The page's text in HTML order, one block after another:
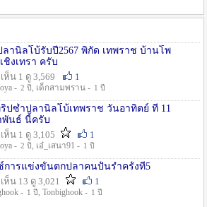
านิลโบ้รับปี2567 พิกัด เทพราช บ้านโพ
ชิงเทรา ครับ
ห็น 1 ดู 3,569
1
- 2 ปี , เด็กสามพราน - 1 ปี
ริปซ้ำปลานิลโบ้เทพราช วันอาทิตย์ ที่ 11
พันธ์ นี้ครับ
ห็น 1 ดู 3,105
1
- 2 ปี , เอ๋_เสนา91 - 1 ปี
การแข่งขั้นตกปลาคนปั้นรำครั้งที่5
ห็น 13 ดู 3,021
1
- 1 ปี , Tonbighook - 1 ปี